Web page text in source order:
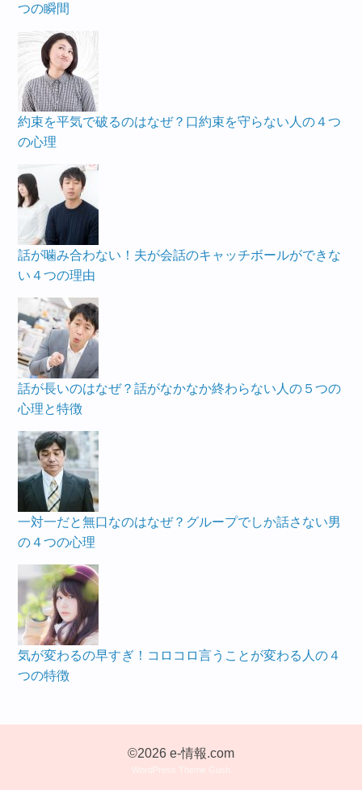
つの瞬間
約束を平気で破るのはなぜ？口約束を守らない人の４つ
の心理
話が噛み合わない！夫が会話のキャッチボールができな
い４つの理由
話が長いのはなぜ？話がなかなか終わらない人の５つの
心理と特徴
一対一だと無口なのはなぜ？グループでしか話さない男
の４つの心理
気が変わるの早すぎ！コロコロ言うことが変わる人の４
つの特徴
©2026 e-情報.com